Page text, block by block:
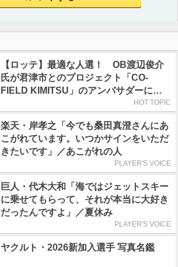
【ロッテ】最適な人選！ OB渡辺俊介
氏が君津市とのプロジェクト「CO-
FIELD KIMITSU」のアンバサダーに就
HOT TOPIC
楽天・岸孝之「今でも桑田真澄さんにあ
こがれています。いつかサインをいただ
きたいです」／あこがれの人
PLAYER'S VOICE
巨人・代木大和「海ではジェットスキー
に乗せてもらって、それが本当に大好き
だったんですよ」／夏休み
PLAYER'S VOICE
ヤクルト・2026新加入選手 写真名鑑